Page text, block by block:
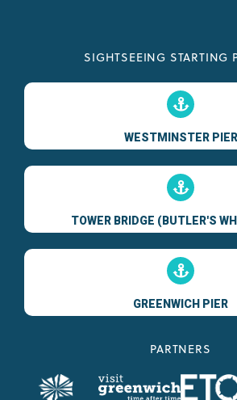
SIGHTSEEING STARTING
WESTMINSTER PIER
TOWER BRIDGE (BUTLER'S
GREENWICH PIER
PARTNERS